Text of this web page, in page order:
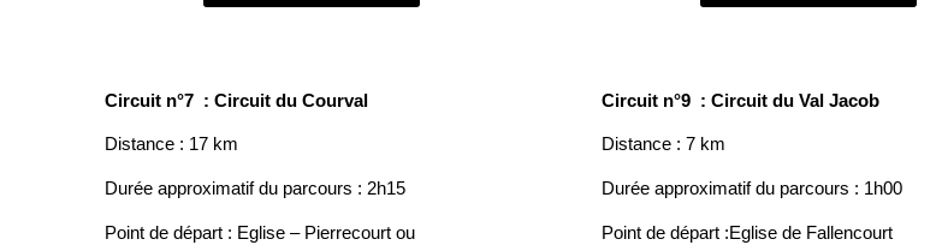
Circuit n°7 : Circuit du Courval
Distance : 17 km
Durée approximatif du parcours : 2h15
Point de départ : Eglise – Pierrecourt ou
Circuit n°9 : Circuit du Val Jacob
Distance : 7 km
Durée approximatif du parcours : 1h00
Point de départ :Eglise de Fallencourt